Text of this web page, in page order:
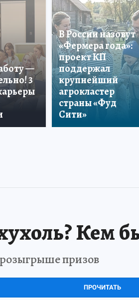
—
3
В России назовут
«Фермера года»:
проект КП
поддержал
крупнейший
агрокластер
страны «Фуд
Сити»
Кем
призов
ПРОЧИТАТЬ